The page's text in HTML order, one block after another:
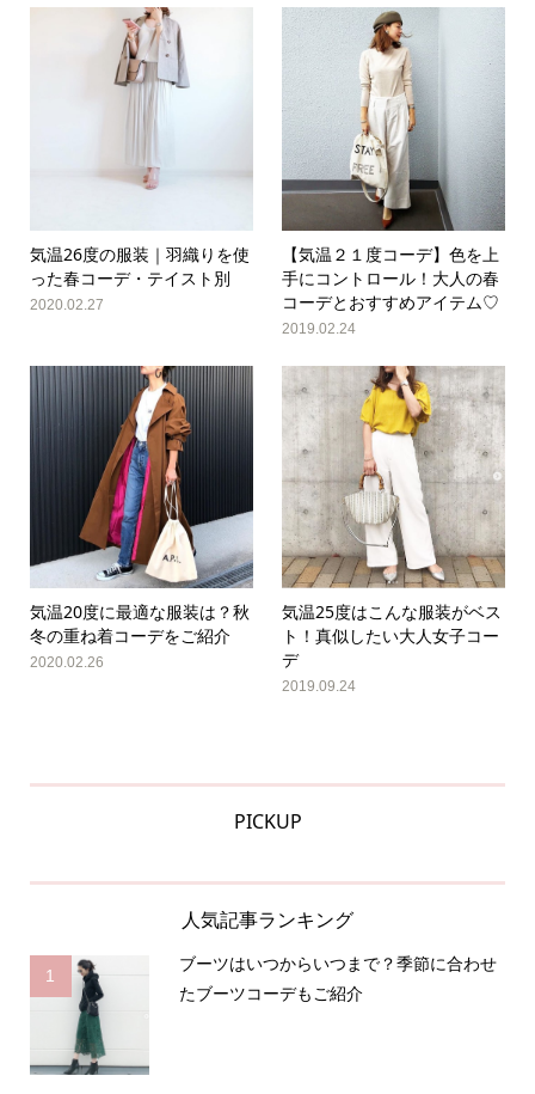
気温26度の服装｜羽織りを使
った春コーデ・テイスト別
2020.02.27
【気温２１度コーデ】色を上
手にコントロール！大人の春
コーデとおすすめアイテム♡
2019.02.24
気温20度に最適な服装は？秋
冬の重ね着コーデをご紹介
2020.02.26
気温25度はこんな服装がベス
ト！真似したい大人女子コー
デ
2019.09.24
PICKUP
人気記事ランキング
1
ブーツはいつからいつまで？季節に合わせ
たブーツコーデもご紹介